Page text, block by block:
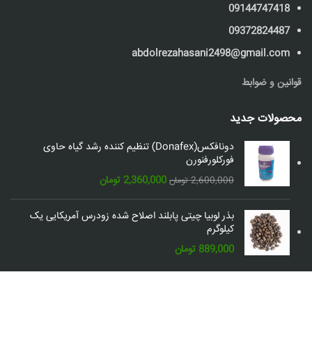
09144747418
09372824487
abdolrezahasani2498@gmail.com
قوانین و ضوابط
محصولات جدید
دونافکس(Donafex) تنظیم کننده رشد گیاه حاوی
فورکلورفنورن
2,600,000 تومان قیمت
اصلی:
2,600,000 تومان
2,360,000 تومانقیمت
فعلی:
2,360,000 تومان.
بذر لوبیا چیتی پابلند اصلاح شده زودرس آمریکایی یک
کیلوگرم
889,000 تومان